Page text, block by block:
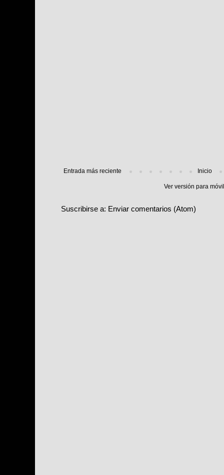
Entrada más reciente Inicio
Ver versión para
Suscribirse a: Enviar comentarios (Atom)